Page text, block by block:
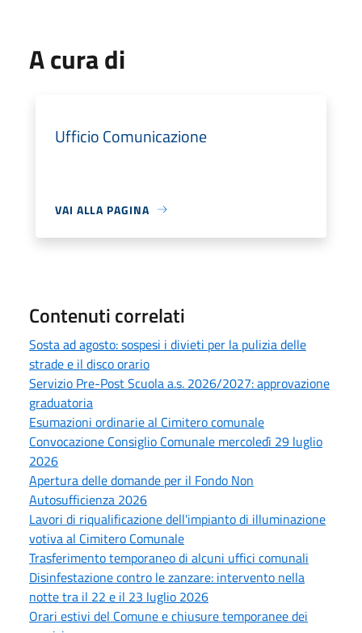
A cura di
Ufficio Comunicazione
VAI ALLA PAGINA
Contenuti correlati
Sosta ad agosto: sospesi i divieti per la pulizia delle
strade e il disco orario
Servizio Pre-Post Scuola a.s. 2026/2027: approvazione
graduatoria
Esumazioni ordinarie al Cimitero comunale
Convocazione Consiglio Comunale mercoledì 29 luglio
2026
Apertura delle domande per il Fondo Non
Autosufficienza 2026
Lavori di riqualificazione dell'impianto di illuminazione
votiva al Cimitero Comunale
Trasferimento temporaneo di alcuni uffici comunali
Disinfestazione contro le zanzare: intervento nella
notte tra il 22 e il 23 luglio 2026
Orari estivi del Comune e chiusure temporanee dei